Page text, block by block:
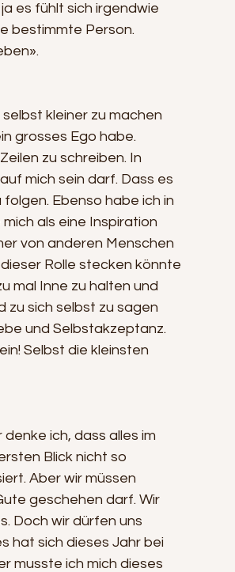
es fühlt sich irgendwie
bestimmte Person.
kleiner zu machen
grosses Ego habe.
zu schreiben. In
mich sein darf. Dass es
Ebenso habe ich in
als eine Inspiration
von anderen Menschen
Rolle stecken könnte
mal Inne zu halten und
zu sich selbst zu sagen
und Selbstakzeptanz.
Selbst die kleinsten
ich, dass alles im
Blick nicht so
Aber wir müssen
geschehen darf. Wir
Doch wir dürfen uns
hat sich dieses Jahr bei
musste ich mich dieses